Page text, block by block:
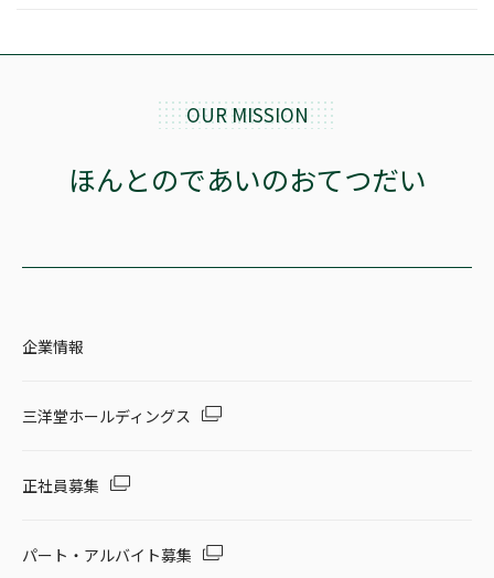
OUR MISSION
ほんとのであいのおてつだい
企業情報
三洋堂ホールディングス
正社員募集
パート・アルバイト募集